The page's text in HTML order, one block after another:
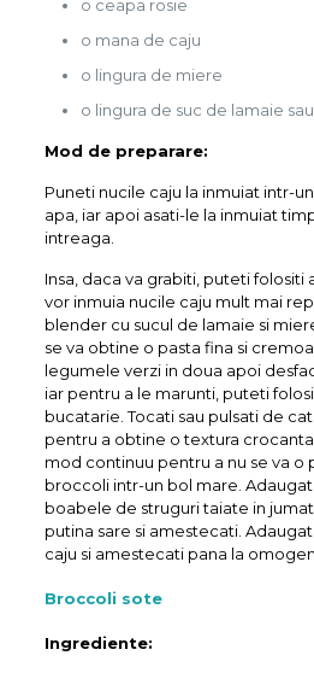
o ceapa rosie
o mana de caju
o lingura de miere
o lingura de suc de lamaie
Mod de preparare:
Puneti nucile caju la inmuiat intr-
apa, iar apoi asati-le la inmuiat
intreaga.
Insa, daca va grabiti, puteti folositi
vor inmuia nucile caju mult mai
blender cu sucul de lamaie si
se va obtine o pasta fina si
legumele verzi in doua apoi
iar pentru a le marunti, puteti
bucatarie. Tocati sau pulsati de
pentru a obtine o textura
mod continuu pentru a nu se va o
broccoli intr-un bol mare.
boabele de struguri taiate in
putina sare si amestecati.
caju si amestecati pana la
Broccoli sote
Ingrediente: